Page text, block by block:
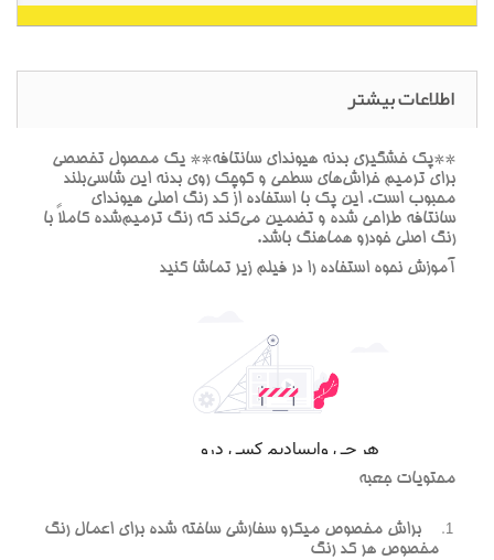
اطلاعات بیشتر
**پک خشگيري بدنه هيونداي سانتافه** يک محصول تخصصي
براي ترميم خراش‌هاي سطحي و کوچک روي بدنه اين شاسي‌بلند
محبوب است. اين پک با استفاده از کد رنگ اصلي هيونداي
سانتافه طراحي شده و تضمين مي‌کند که رنگ ترميم‌شده کاملاً با
رنگ اصلي خودرو هماهنگ باشد.
آموزش نحوه استفاده را در فيلم زير تماشا کنيد
محتويات جعبه
براش مخصوص ميکرو سفارشي ساخته شده براي اعمال رنگ
مخصوص هر کد رنگ